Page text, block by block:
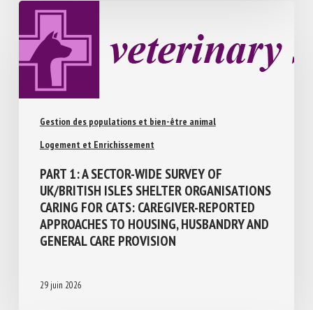
Gestion des populations et bien-être animal
Logement et Enrichissement
PART 1: A SECTOR-WIDE SURVEY OF
UK/BRITISH ISLES SHELTER
ORGANISATIONS CARING FOR CATS:
CAREGIVER-REPORTED APPROACHES TO
HOUSING, HUSBANDRY AND GENERAL CARE